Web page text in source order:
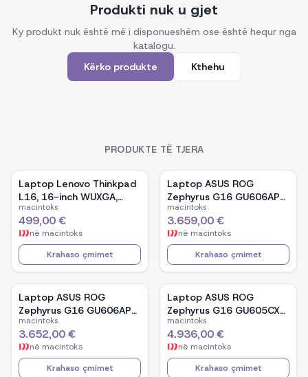
Produkti nuk u gjet
Ky produkt nuk është më i disponueshëm ose është hequr nga
katalogu.
Kërko produkte
Kthehu
PRODUKTE TË TJERA
Laptop Lenovo Thinkpad
L16, 16-inch WUXGA,
AMD Ryzen 5 Pro-7535U,
16GB Ram DDR5, 512GB
SSD - Black
macintoks
499,00 €
në macintoks
Krahaso çmimet
Laptop ASUS ROG
Zephyrus G16 GU606AP-
TB039W, 16-inch OLED,
Intel Core Ultra 9 386H,
NVIDIA GeForce RTX
5070, 32GB RAM, 1TB
SSD, Windows 11 - White
macintoks
3.659,00 €
në macintoks
Krahaso çmimet
Laptop ASUS ROG
Zephyrus G16 GU606AP-
TB041W, 16-inch OLED,
Intel Core Ultra 9 386H,
NVIDIA GeForce RTX
5070, 32GB RAM, 1TB
macintoks
3.652,00 €
në macintoks
Krahaso çmimet
Laptop ASUS ROG
Zephyrus G16 GU605CX-
QR106W, 16-inch WQXGA
OLED, Intel Core Ultra 9
285H, NVIDIA GeForce
RTX 5090, 32GB RAM,
macintoks
4.936,00 €
në macintoks
Krahaso çmimet